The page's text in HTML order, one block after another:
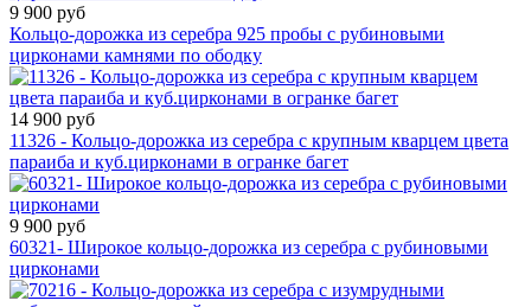
9 900 руб
Кольцо-дорожка из серебра 925 пробы с рубиновыми
цирконами камнями по ободку
14 900 руб
11326 - Кольцо-дорожка из серебра с крупным кварцем цвета
параиба и куб.цирконами в огранке багет
9 900 руб
60321- Широкое кольцо-дорожка из серебра с рубиновыми
цирконами